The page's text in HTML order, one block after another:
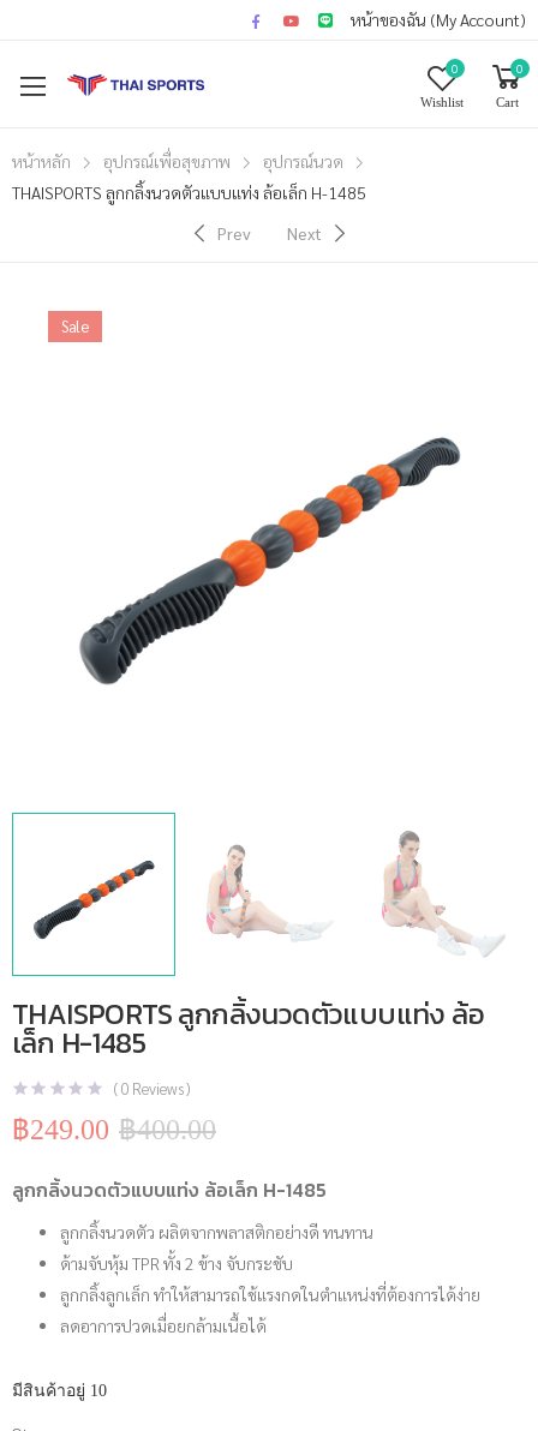
หน้าของฉัน (My Account)
0
Wishlist
0
Cart
หน้าหลัก อุปกรณ์เพื่อสุขภาพ
อุปกรณ์นวด
THAISPORTS ลูกกลิ้งนวดตัวแบบแท่ง ล้อเล็ก H-1485
Prev
Next
Sale
THAISPORTS ลูกกลิ้งนวดตัวแบบแท่ง ล้อ
เล็ก H-1485
(0 Reviews )
฿400.00
Original
฿400.00.
฿249.00
Current
฿249.00.
ลูกกลิ้งนวดตัวแบบแท่ง ล้อเล็ก H-1485
ลูกกลิ้งนวดตัว ผลิตจากพลาสติกอย่างดี ทนทาน
ด้ามจับหุ้ม TPR ทั้ง 2 ข้าง จับกระชับ
ลูกกลิ้งลูกเล็ก ทำให้สามารถใช้แรงกดในตำแหน่งที่ต้องการได้ง่าย
ลดอาการปวดเมื่อยกล้ามเนื้อได้
มีสินค้าอยู่ 10